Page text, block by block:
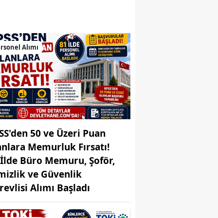
Bitlis
Bolu
Burdur
Bursa
Çanakkale
Çankırı
Çorum
Denizli
Diyarbakır
Alımı
50 ve Üzeri Puan
Memurluk Fırsatı!
Büro Memuru, Şoför,
ve Güvenlik
Alımı Başladı